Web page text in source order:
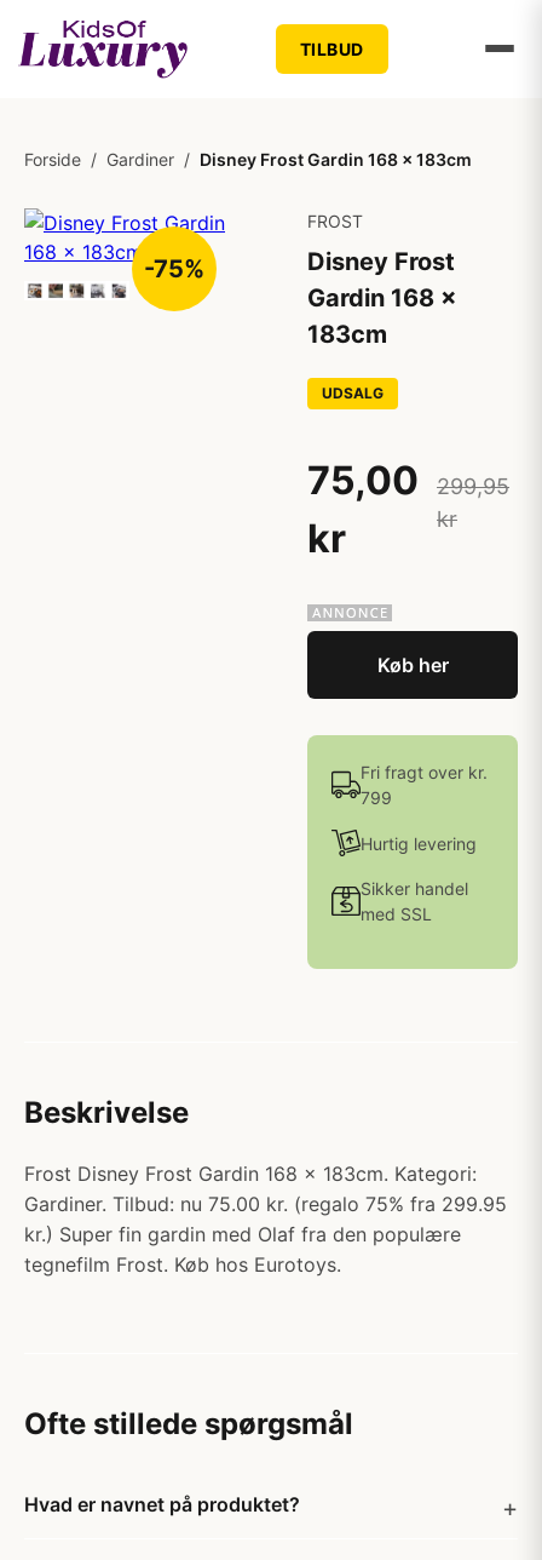
TILBUD
Forside / Gardiner / Disney Frost Gardin 168 x 183cm
-75%
FROST
Disney Frost
Gardin 168 x
183cm
UDSALG
75,00
kr
299,95
kr
Køb her
Fri fragt over kr.
799
Hurtig levering
Sikker handel
med SSL
Beskrivelse
Frost Disney Frost Gardin 168 x 183cm. Kategori:
Gardiner. Tilbud: nu 75.00 kr. (regalo 75% fra 299.95
kr.) Super fin gardin med Olaf fra den populære
tegnefilm Frost. Køb hos Eurotoys.
Ofte stillede spørgsmål
Hvad er navnet på produktet?